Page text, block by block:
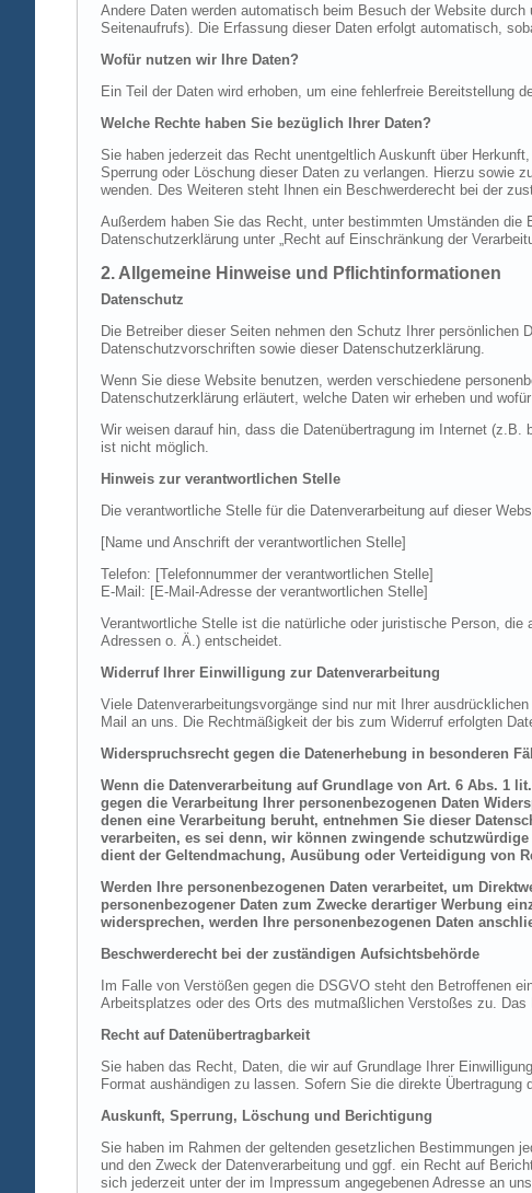
Andere Daten werden automatisch beim Besuch der Website
Seitenaufrufs). Die Erfassung dieser Daten erfolgt automatisch,
Wofür nutzen wir Ihre Daten?
Ein Teil der Daten wird erhoben, um eine fehlerfreie Bereitstellung
Welche Rechte haben Sie bezüglich Ihrer Daten?
Sie haben jederzeit das Recht unentgeltlich Auskunft über
Sperrung oder Löschung dieser Daten zu verlangen. Hierzu sowie
wenden. Des Weiteren steht Ihnen ein Beschwerderecht bei der
Außerdem haben Sie das Recht, unter bestimmten Umständen die
Datenschutzerklärung unter „Recht auf Einschränkung der
2. Allgemeine Hinweise und Pflichtinformationen
Datenschutz
Die Betreiber dieser Seiten nehmen den Schutz Ihrer persönlichen
Datenschutzvorschriften sowie dieser Datenschutzerklärung.
Wenn Sie diese Website benutzen, werden verschiedene
Datenschutzerklärung erläutert, welche Daten wir erheben und
Wir weisen darauf hin, dass die Datenübertragung im Internet
ist nicht möglich.
Hinweis zur verantwortlichen Stelle
Die verantwortliche Stelle für die Datenverarbeitung auf dieser
[Name und Anschrift der verantwortlichen Stelle]
Telefon: [Telefonnummer der verantwortlichen Stelle]
E-Mail: [E-Mail-Adresse der verantwortlichen Stelle]
Verantwortliche Stelle ist die natürliche oder juristische Person,
Adressen o. Ä.) entscheidet.
Widerruf Ihrer Einwilligung zur Datenverarbeitung
Viele Datenverarbeitungsvorgänge sind nur mit Ihrer
Mail an uns. Die Rechtmäßigkeit der bis zum Widerruf erfolgten
Widerspruchsrecht gegen die Datenerhebung in besonderen
Wenn die Datenverarbeitung auf Grundlage von Art. 6 Abs. 1
gegen die Verarbeitung Ihrer personenbezogenen Daten
denen eine Verarbeitung beruht, entnehmen Sie dieser
verarbeiten, es sei denn, wir können zwingende
dient der Geltendmachung, Ausübung oder Verteidigung von
Werden Ihre personenbezogenen Daten verarbeitet, um
personenbezogener Daten zum Zwecke derartiger Werbung
widersprechen, werden Ihre personenbezogenen Daten
Beschwerderecht bei der zuständigen Aufsichtsbehörde
Im Falle von Verstößen gegen die DSGVO steht den Betroffenen
Arbeitsplatzes oder des Orts des mutmaßlichen Verstoßes zu.
Recht auf Datenübertragbarkeit
Sie haben das Recht, Daten, die wir auf Grundlage Ihrer
Format aushändigen zu lassen. Sofern Sie die direkte
Auskunft, Sperrung, Löschung und Berichtigung
Sie haben im Rahmen der geltenden gesetzlichen Bestimmungen
und den Zweck der Datenverarbeitung und ggf. ein Recht auf
sich jederzeit unter der im Impressum angegebenen Adresse an